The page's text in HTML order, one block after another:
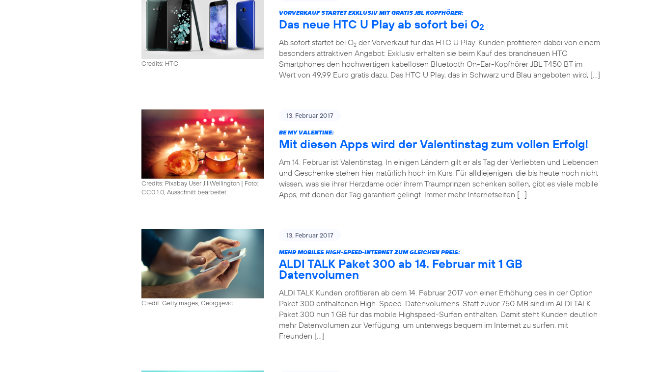
Credits: HTC
VORVERKAUF STARTET EXKLUSIV MIT GRATIS JBL KOPFHÖRER:
Das neue HTC U Play ab sofort bei O2
Ab sofort startet bei O2 der Vorverkauf für das HTC U Play. Kunden profitieren dabei von einem
besonders attraktiven Angebot: Exklusiv erhalten sie beim Kauf des brandneuen HTC
Smartphones den hochwertigen kabellosen Bluetooth On-Ear-Kopfhörer JBL T450 BT im
Wert von 49,99 Euro gratis dazu. Das HTC U Play, das in Schwarz und Blau angeboten wird, […]
Credits: Pixabay User JillWellington | Foto:
CC0 1.0, Ausschnitt bearbeitet
13. Februar 2017
BE MY VALENTINE:
Mit diesen Apps wird der Valentinstag zum vollen Erfolg!
Am 14. Februar ist Valentinstag. In einigen Ländern gilt er als Tag der Verliebten und Liebenden
und Geschenke stehen hier natürlich hoch im Kurs. Für alldiejenigen, die bis heute noch nicht
wissen, was sie ihrer Herzdame oder ihrem Traumprinzen schenken sollen, gibt es viele mobile
Apps, mit denen der Tag garantiert gelingt. Immer mehr Internetseiten […]
Credit: Gettyimages, Georgijevic
13. Februar 2017
MEHR MOBILES HIGH-SPEED-INTERNET ZUM GLEICHEN PREIS:
ALDI TALK Paket 300 ab 14. Februar mit 1 GB
Datenvolumen
ALDI TALK Kunden profitieren ab dem 14. Februar 2017 von einer Erhöhung des in der Option
Paket 300 enthaltenen High-Speed-Datenvolumens. Statt zuvor 750 MB sind im ALDI TALK
Paket 300 nun 1 GB für das mobile Highspeed-Surfen enthalten. Damit steht Kunden deutlich
mehr Datenvolumen zur Verfügung, um unterwegs bequem im Internet zu surfen, mit
Freunden […]